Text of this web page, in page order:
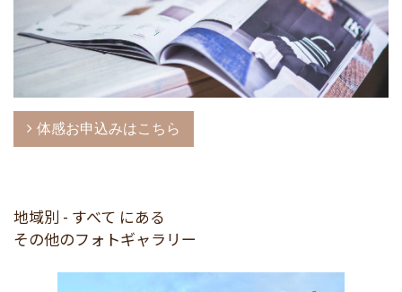
体感お申込みはこちら
地域別 - すべて にある
その他のフォトギャラリー